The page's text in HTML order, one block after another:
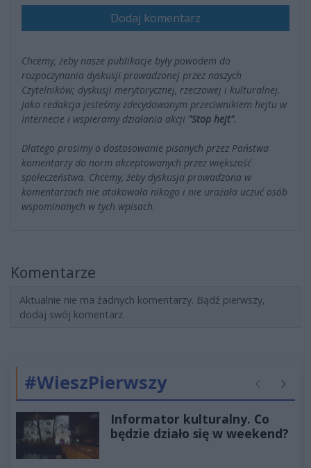
Dodaj komentarz
Chcemy, żeby nasze publikacje były powodem do
rozpoczynania dyskusji prowadzonej przez naszych
Czytelników; dyskusji merytorycznej, rzeczowej i kulturalnej.
Jako redakcja jesteśmy zdecydowanym przeciwnikiem hejtu w
Internecie i wspieramy działania akcji "Stop hejt".
Dlatego prosimy o dostosowanie pisanych przez Państwa
komentarzy do norm akceptowanych przez większość
społeczeństwa. Chcemy, żeby dyskusja prowadzona w
komentarzach nie atakowała nikogo i nie urażała uczuć osób
wspominanych w tych wpisach.
Komentarze
Aktualnie nie ma żadnych komentarzy. Bądź pierwszy,
dodaj swój komentarz.
#WieszPierwszy Poprzednie
Informator kulturalny. Co
będzie działo się w weekend?